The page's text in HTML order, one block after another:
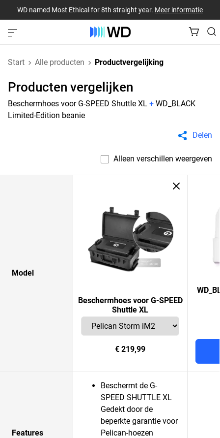
WD named Most Ethical for 8th straight year. Meer informatie
Start Alle producten Productvergelijking
Producten vergelijken
Beschermhoes voor G-SPEED Shuttle XL + WD_BLACK
Limited-Edition beanie
Delen
Alleen verschillen weergeven
Model
Beschermhoes voor G-SPEED
Shuttle XL
€ 219,99
Features
Beschermt de G-
SPEED SHUTTLE XL
Gedekt door de
beperkte garantie voor
Pelican-hoezen